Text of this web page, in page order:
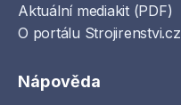
Aktuální mediakit (PDF)
O portálu Strojirenstvi.cz
Nápověda